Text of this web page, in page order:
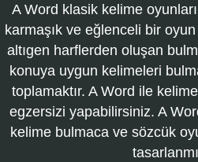
A Word klasik kelime
karmaşık ve eğlenceli bir
altıgen harflerden oluşan
konuya uygun kelimeleri
toplamaktır. A Word ile
egzersizi yapabilirsiniz. A
kelime bulmaca ve sözcük